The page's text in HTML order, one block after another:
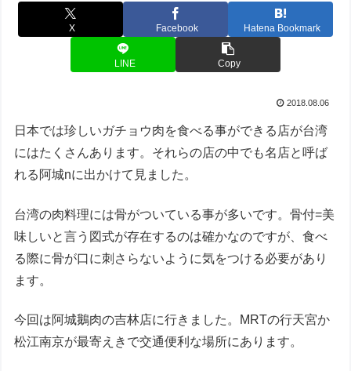
X Facebook Hatena Bookmark
LINE Copy
2018.08.06
日本では珍しいガチョウ肉を食べる事ができる店が台湾
にはたくさんあります。それらの店の中でも名店と呼ば
れる阿城nに出かけて見ました。
台湾の肉料理には骨がついている事が多いです。骨付=美
味しいと言う図式が存在するのは確かなのですが、食べ
る際に骨が口に刺さらないように気をつける必要があり
ます。
今回は阿城鵝肉の吉林店に行きました。MRTの行天宮か
松江南京が最寄えきで交通便利な場所にあります。